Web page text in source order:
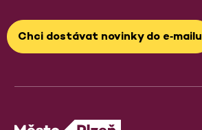
Chci dostávat novinky do e‑mailu